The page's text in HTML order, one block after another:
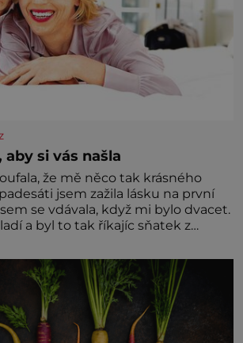
si vás našla
že mě něco tak krásného
jsem zažila lásku na první
se vdávala, když mi bylo dvacet.
a byl to tak říkajíc sňatek z
muž. Manželství nám oběma moc
jsme zjistili, že